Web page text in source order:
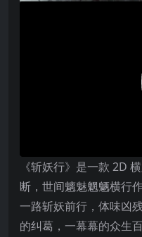
《斩妖行》是一款 2D
断，世间魑魅魍魉横行
一路斩妖前行，体味凶
的纠葛，一幕幕的众生百